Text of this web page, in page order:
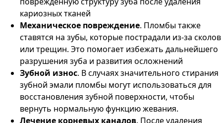
кариозных тканей​
Механическое повреждение. Пломбы также
ставятся на зубы, которые пострадали из-за сколов
или трещин. Это помогает избежать дальнейшего
разрушения зуба и развития осложнений​
Зубной износ. В случаях значительного стирания
зубной эмали пломбы могут использоваться для
восстановления зубной поверхности, чтобы
вернуть нормальную функцию жевания​.
Лечение корневых каналов. После удаления